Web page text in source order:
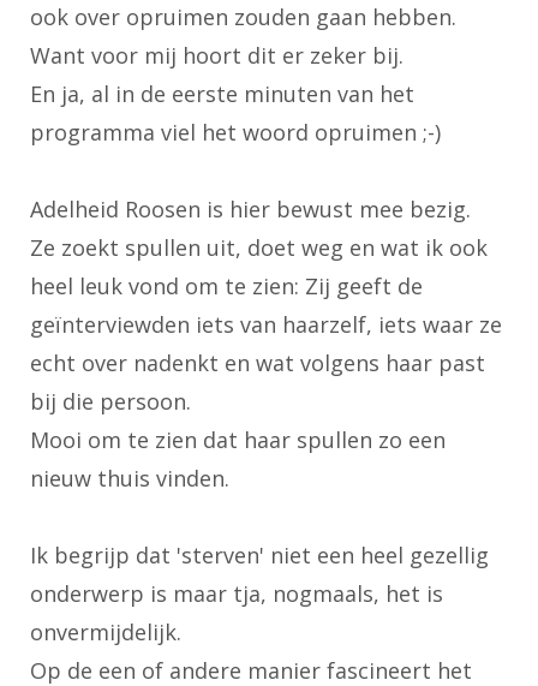
ook over opruimen zouden gaan hebben.
Want voor mij hoort dit er zeker bij.
En ja, al in de eerste minuten van het
programma viel het woord opruimen ;-)
Adelheid Roosen is hier bewust mee bezig.
Ze zoekt spullen uit, doet weg en wat ik ook
heel leuk vond om te zien: Zij geeft de
geïnterviewden iets van haarzelf, iets waar ze
echt over nadenkt en wat volgens haar past
bij die persoon.
Mooi om te zien dat haar spullen zo een
nieuw thuis vinden.
Ik begrijp dat 'sterven' niet een heel gezellig
onderwerp is maar tja, nogmaals, het is
onvermijdelijk.
Op de een of andere manier fascineert het